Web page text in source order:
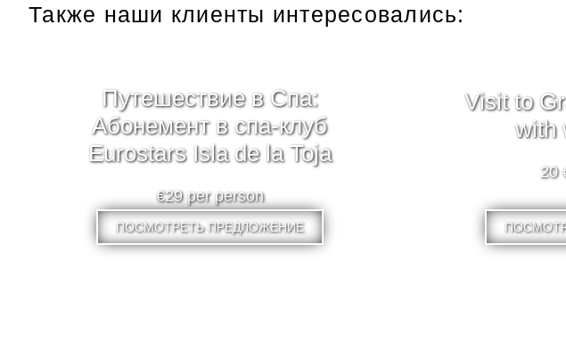
Также наши клиенты интересовались:
Путешествие в Cпа:
Абонемент в спа-клуб
Eurostars Isla de la Toja
€29 per person
ПОСМОТРЕТЬ ПРЕДЛОЖЕНИЕ
Visit to
with
20